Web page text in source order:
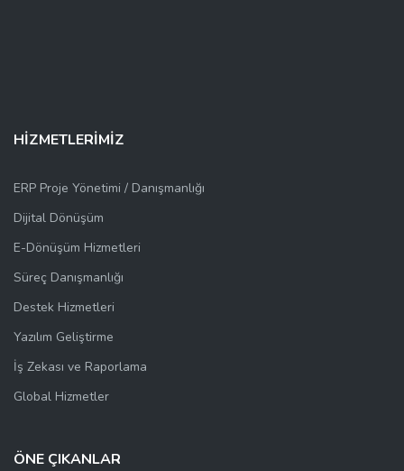
HİZMETLERİMİZ
ERP Proje Yönetimi / Danışmanlığı
Dijital Dönüşüm
E-Dönüşüm Hizmetleri
Süreç Danışmanlığı
Destek Hizmetleri
Yazılım Geliştirme
İş Zekası ve Raporlama
Global Hizmetler
ÖNE ÇIKANLAR